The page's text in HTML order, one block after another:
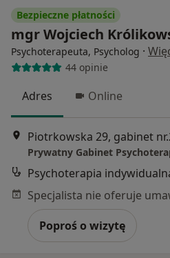
Bezpieczne płatności
mgr Wojciech
Psychoterapeuta, Psycholog ·
44 opinie
Adres Online
Piotrkowska 29, gabinet
Psychoterapia
Poproś o wizytę